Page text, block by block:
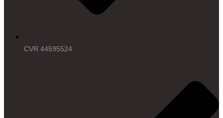
CVR 44595524